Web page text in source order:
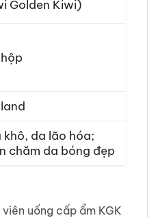
Golden Kiwi)
khô, da lão hóa;
chăm da bóng đẹp
uống cấp ẩm KGK